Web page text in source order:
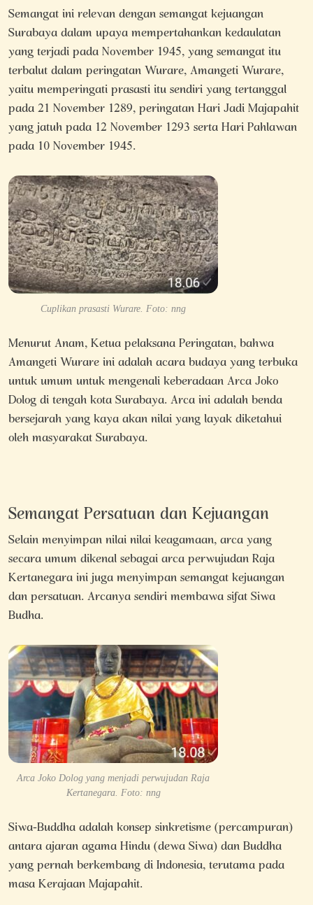
Semangat ini relevan dengan semangat kejuangan
Surabaya dalam upaya mempertahankan kedaulatan
yang terjadi pada November 1945, yang semangat itu
terbalut dalam peringatan Wurare, Amangeti Wurare,
yaitu memperingati prasasti itu sendiri yang tertanggal
pada 21 November 1289, peringatan Hari Jadi Majapahit
yang jatuh pada 12 November 1293 serta Hari Pahlawan
pada 10 November 1945.
Cuplikan prasasti Wurare. Foto: nng
Menurut Anam, Ketua pelaksana Peringatan, bahwa
Amangeti Wurare ini adalah acara budaya yang terbuka
untuk umum untuk mengenali keberadaan Arca Joko
Dolog di tengah kota Surabaya. Arca ini adalah benda
bersejarah yang kaya akan nilai yang layak diketahui
oleh masyarakat Surabaya.
Semangat Persatuan dan Kejuangan
Selain menyimpan nilai nilai keagamaan, arca yang
secara umum dikenal sebagai arca perwujudan Raja
Kertanegara ini juga menyimpan semangat kejuangan
dan persatuan. Arcanya sendiri membawa sifat Siwa
Budha.
Arca Joko Dolog yang menjadi perwujudan Raja
Kertanegara. Foto: nng
Siwa-Buddha adalah konsep sinkretisme (percampuran)
antara ajaran agama Hindu (dewa Siwa) dan Buddha
yang pernah berkembang di Indonesia, terutama pada
masa Kerajaan Majapahit.